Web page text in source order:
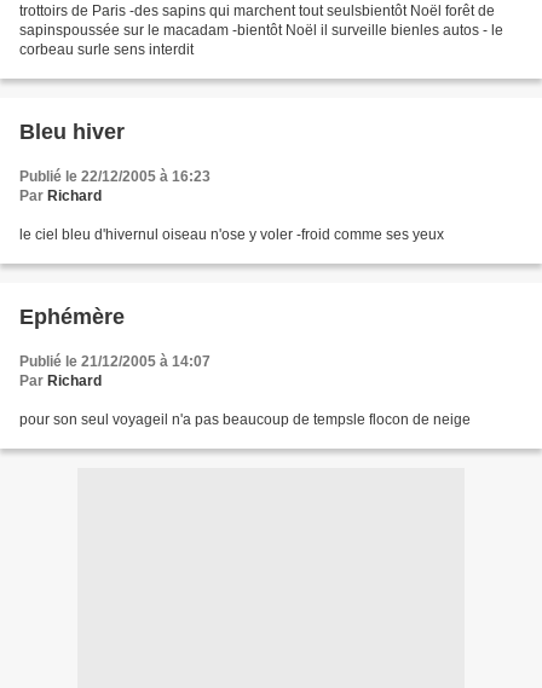
trottoirs de Paris -des sapins qui marchent tout seulsbientôt Noël forêt de
sapinspoussée sur le macadam -bientôt Noël il surveille bienles autos - le
corbeau surle sens interdit
Bleu hiver
Publié le 22/12/2005 à 16:23
Par Richard
le ciel bleu d'hivernul oiseau n'ose y voler -froid comme ses yeux
Ephémère
Publié le 21/12/2005 à 14:07
Par Richard
pour son seul voyageil n'a pas beaucoup de tempsle flocon de neige